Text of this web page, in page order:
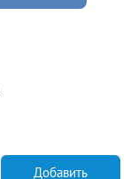
Добавить